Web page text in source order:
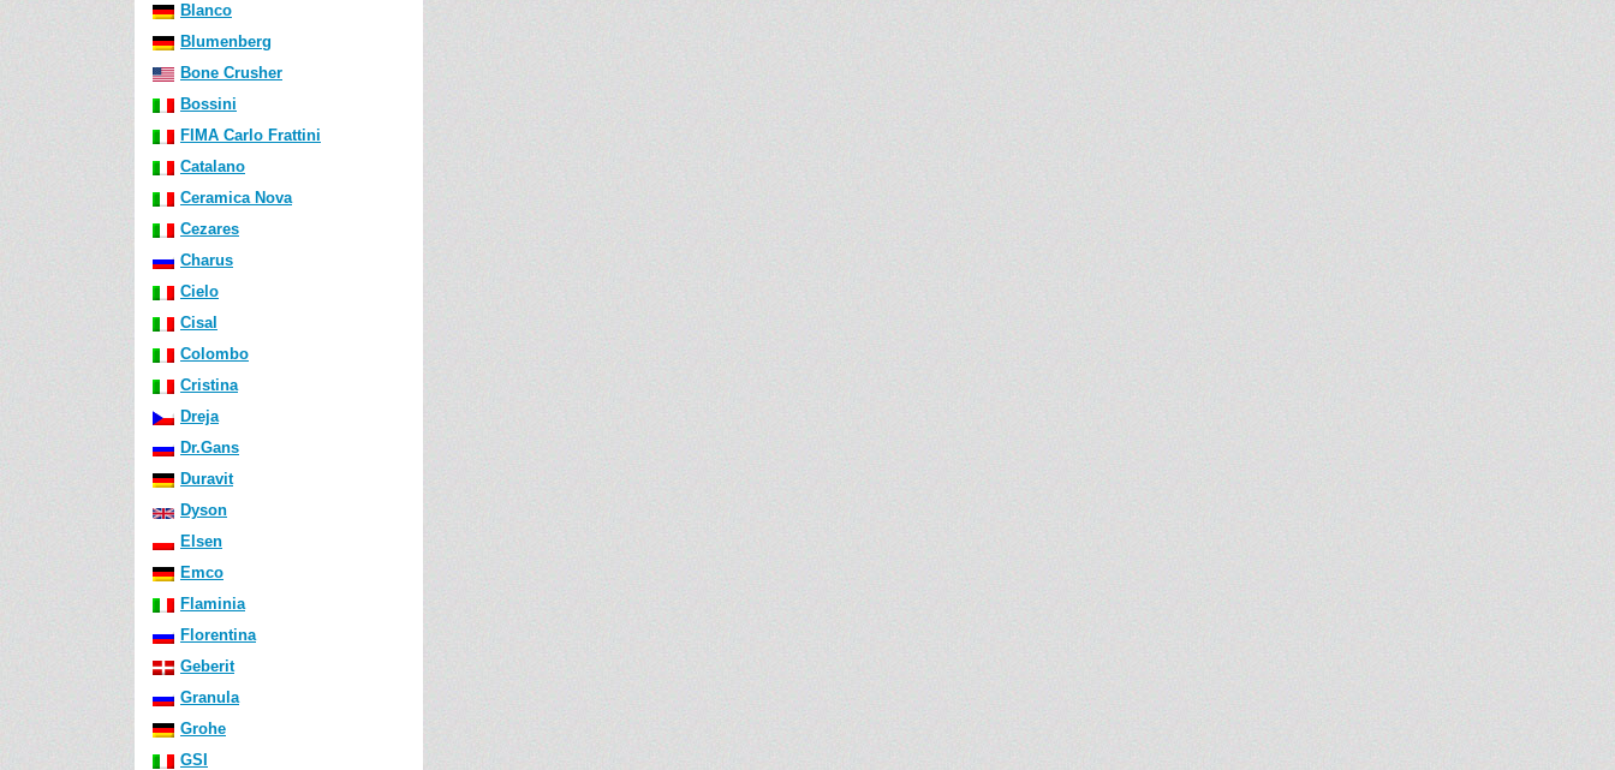
Blanco
Blumenberg
Bone Crusher
Bossini
FIMA Carlo Frattini
Catalano
Ceramica Nova
Cezares
Charus
Cielo
Cisal
Colombo
Cristina
Dreja
Dr.Gans
Duravit
Dyson
Elsen
Emco
Flaminia
Florentina
Geberit
Granula
Grohe
GSI